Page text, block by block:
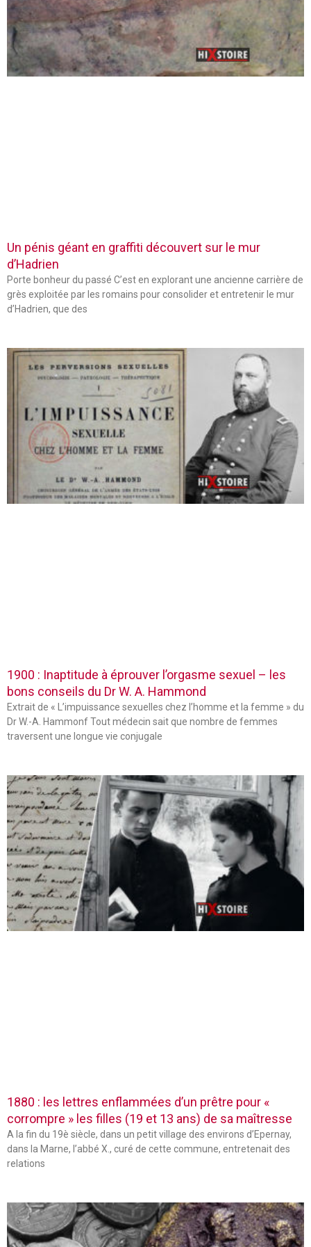
Un pénis géant en graffiti découvert sur le mur
d’Hadrien
Porte bonheur du passé C’est en explorant une ancienne carrière de
grès exploitée par les romains pour consolider et entretenir le mur
d’Hadrien, que des
1900 : Inaptitude à éprouver l’orgasme sexuel – les
bons conseils du Dr W. A. Hammond
Extrait de « L’impuissance sexuelles chez l’homme et la femme » du
Dr W.-A. Hammonf Tout médecin sait que nombre de femmes
traversent une longue vie conjugale
1880 : les lettres enflammées d’un prêtre pour «
corrompre » les filles (19 et 13 ans) de sa maîtresse
A la fin du 19è siècle, dans un petit village des environs d’Epernay,
dans la Marne, l’abbé X., curé de cette commune, entretenait des
relations